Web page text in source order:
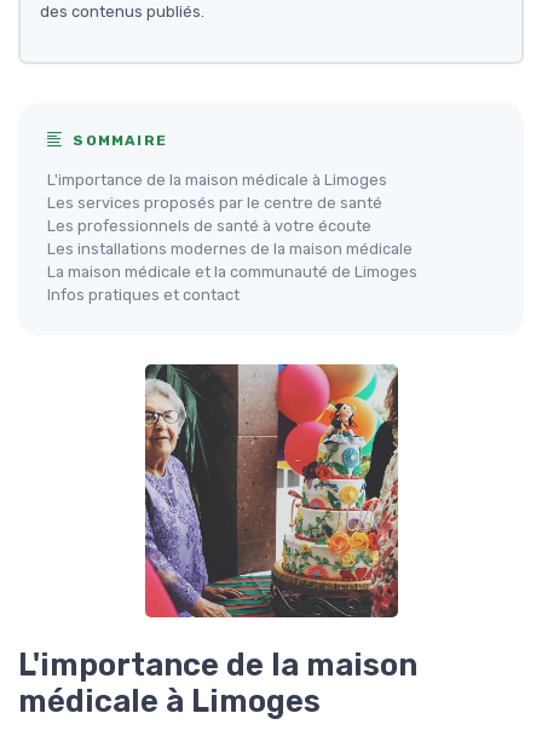
des contenus publiés.
SOMMAIRE
L'importance de la maison médicale à Limoges
Les services proposés par le centre de santé
Les professionnels de santé à votre écoute
Les installations modernes de la maison médicale
La maison médicale et la communauté de Limoges
Infos pratiques et contact
L'importance de la maison
médicale à Limoges